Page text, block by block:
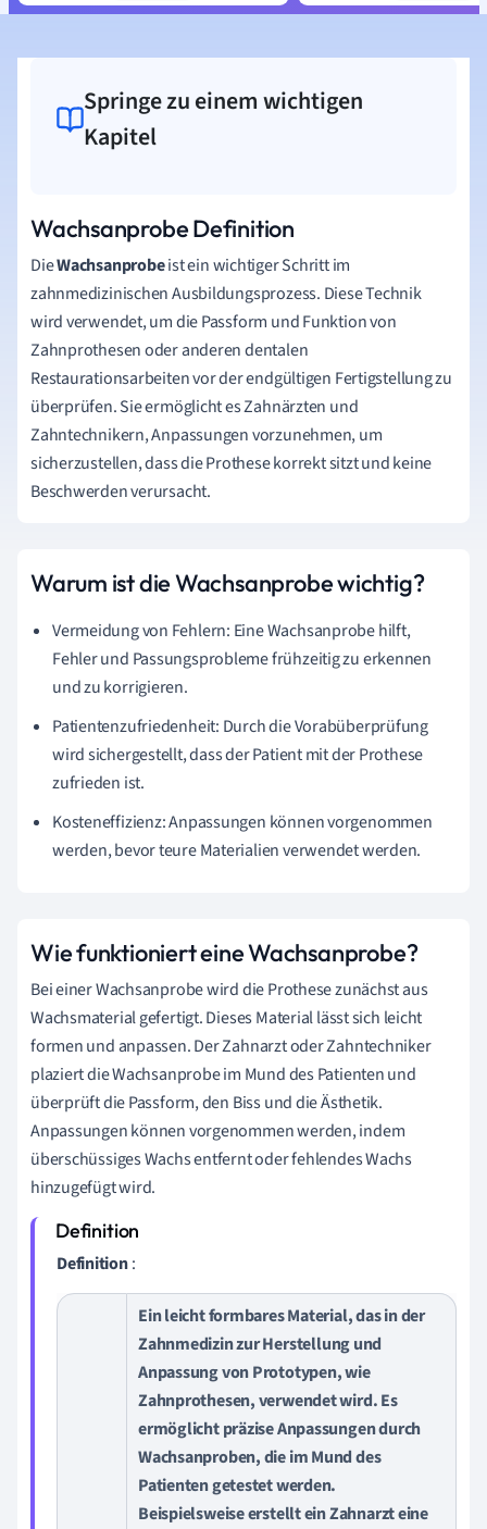
Springe zu einem wichtigen
Kapitel
Wachsanprobe Definition
DieWachsanprobeist ein wichtiger Schritt im
zahnmedizinischen Ausbildungsprozess. Diese Technik
wird verwendet, um die Passform und Funktion von
Zahnprothesen oder anderen dentalen
Restaurationsarbeiten vor der endgültigen Fertigstellung zu
überprüfen. Sie ermöglicht es Zahnärzten und
Zahntechnikern, Anpassungen vorzunehmen, um
sicherzustellen, dass die Prothese korrekt sitzt und keine
Beschwerden verursacht.
Warum ist die Wachsanprobe wichtig?
Vermeidung von Fehlern: Eine Wachsanprobe hilft,
Fehler und Passungsprobleme frühzeitig zu erkennen
und zu korrigieren.
Patientenzufriedenheit: Durch die Vorabüberprüfung
wird sichergestellt, dass der Patient mit der Prothese
zufrieden ist.
Kosteneffizienz: Anpassungen können vorgenommen
werden, bevor teure Materialien verwendet werden.
Wie funktioniert eine Wachsanprobe?
Bei einer Wachsanprobe wird die Prothese zunächst aus
Wachsmaterial gefertigt. Dieses Material lässt sich leicht
formen und anpassen. Der Zahnarzt oder Zahntechniker
plaziert die Wachsanprobe im Mund des Patienten und
überprüft die Passform, den Biss und die Ästhetik.
Anpassungen können vorgenommen werden, indem
überschüssiges Wachs entfernt oder fehlendes Wachs
hinzugefügt wird.
Definition:
Ein leicht formbares Material, das in der
Zahnmedizinzur Herstellung und
Anpassung von Prototypen, wie
Zahnprothesen, verwendet wird. Es
ermöglicht präzise Anpassungen durch
Wachsanproben, die im Mund des
Patienten getestet werden.
Beispielsweise erstellt ein Zahnarzt eine